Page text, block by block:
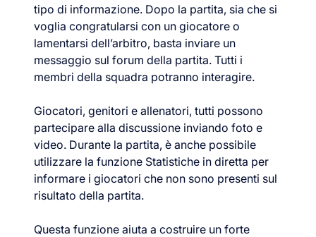
tipo di informazione. Dopo la partita, sia che si
voglia congratularsi con un giocatore o
lamentarsi dell’arbitro, basta inviare un
messaggio sul forum della partita. Tutti i
membri della squadra potranno interagire.
Giocatori, genitori e allenatori, tutti possono
partecipare alla discussione inviando foto e
video. Durante la partita, è anche possibile
utilizzare la funzione Statistiche in diretta per
informare i giocatori che non sono presenti sul
risultato della partita.
Questa funzione aiuta a costruire un forte